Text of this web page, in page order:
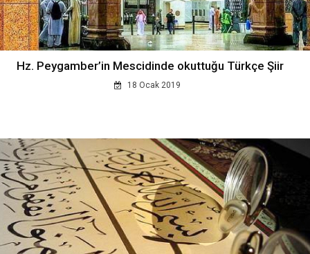
Hz. Peygamber’in Mescidinde okuttuğu Türkçe Şiir
18 Ocak 2019